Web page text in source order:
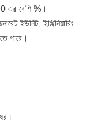
এর বেশি %।
ইউনিট, ইঞ্জিনিয়ারিং
পারে।